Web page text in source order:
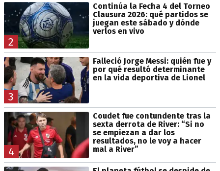
2
Continúa la Fecha 4 del Torneo
Clausura 2026: qué partidos se
juegan este sábado y dónde
verlos en vivo
3
Falleció Jorge Messi: quién fue y
por qué resultó determinante
en la vida deportiva de Lionel
4
Coudet fue contundente tras la
sexta derrota de River: “Si no
se empiezan a dar los
resultados, no le voy a hacer
mal a River”